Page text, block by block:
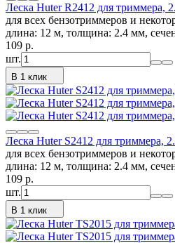
Леска Huter R2412 для триммера,
для всех бензотриммеров и
длина: 12 м, толщина: 2.4 мм,
109 p.
шт.
В 1 клик
Леска Huter S2412 для триммера,
для всех бензотриммеров и
длина: 12 м, толщина: 2.4 мм,
109 p.
шт.
В 1 клик